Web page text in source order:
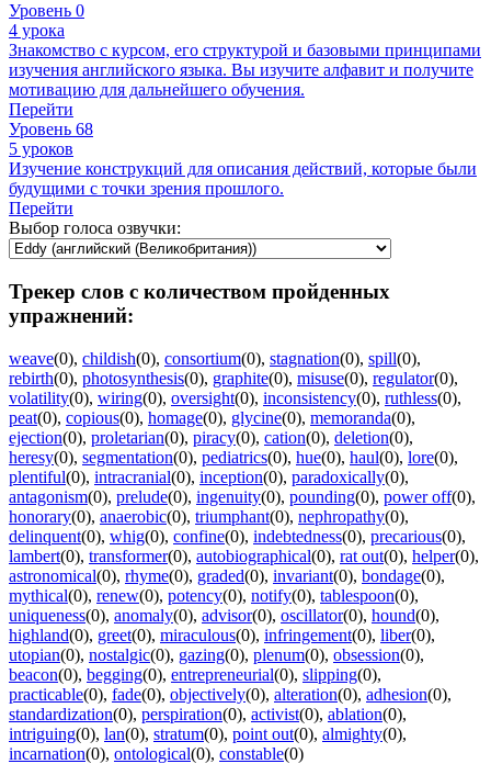
Уровень 0
4 урока
Знакомство с курсом, его структурой и базовыми принципами
изучения английского языка. Вы изучите алфавит и получите
мотивацию для дальнейшего обучения.
Перейти
Уровень 68
5 уроков
Изучение конструкций для описания действий, которые были
будущими с точки зрения прошлого.
Перейти
Выбор голоса озвучки:
Трекер слов с количеством пройденных
упражнений:
weave(0), childish(0), consortium(0), stagnation(0), spill(0),
rebirth(0), photosynthesis(0), graphite(0), misuse(0), regulator(0),
volatility(0), wiring(0), oversight(0), inconsistency(0), ruthless(0),
peat(0), copious(0), homage(0), glycine(0), memoranda(0),
ejection(0), proletarian(0), piracy(0), cation(0), deletion(0),
heresy(0), segmentation(0), pediatrics(0), hue(0), haul(0), lore(0),
plentiful(0), intracranial(0), inception(0), paradoxically(0),
antagonism(0), prelude(0), ingenuity(0), pounding(0), power off(0),
honorary(0), anaerobic(0), triumphant(0), nephropathy(0),
delinquent(0), whig(0), confine(0), indebtedness(0), precarious(0),
lambert(0), transformer(0), autobiographical(0), rat out(0), helper(0),
astronomical(0), rhyme(0), graded(0), invariant(0), bondage(0),
mythical(0), renew(0), potency(0), notify(0), tablespoon(0),
uniqueness(0), anomaly(0), advisor(0), oscillator(0), hound(0),
highland(0), greet(0), miraculous(0), infringement(0), liber(0),
utopian(0), nostalgic(0), gazing(0), plenum(0), obsession(0),
beacon(0), begging(0), entrepreneurial(0), slipping(0),
practicable(0), fade(0), objectively(0), alteration(0), adhesion(0),
standardization(0), perspiration(0), activist(0), ablation(0),
intriguing(0), lan(0), stratum(0), point out(0), almighty(0),
incarnation(0), ontological(0), constable(0)